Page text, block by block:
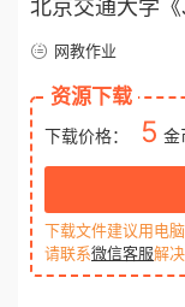
北京交通大学
网教作业
资源下载
下载价格： 5 金
下载文件建议用电
请联系微信客服解决